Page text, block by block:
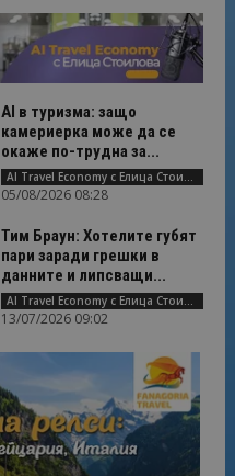
AI в туризма: защо
камериерка може да се
окаже по-трудна за...
AI Travel Economy с Елица Стоилова
05/08/2026 08:28
Тим Браун: Хотелите губят
пари заради грешки в
данните и липсващи...
AI Travel Economy с Елица Стоилова
13/07/2026 09:02